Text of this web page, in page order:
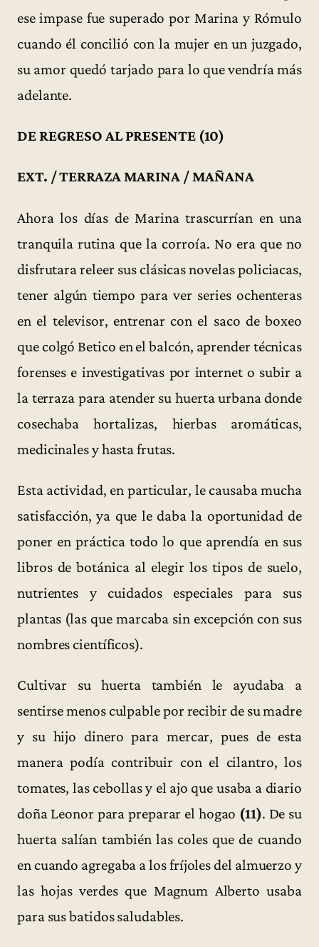
ese impase fue superado por Marina y Rómulo
cuando él concilió con la mujer en un juzgado,
su amor quedó tarjado para lo que vendría más
adelante.
DE REGRESO AL PRESENTE (10)
EXT. / TERRAZA MARINA / MAÑANA
Ahora los días de Marina trascurrían en una
tranquila rutina que la corroía. No era que no
disfrutara releer sus clásicas novelas policiacas,
tener algún tiempo para ver series ochenteras
en el televisor, entrenar con el saco de boxeo
que colgó Betico en el balcón, aprender técnicas
forenses e investigativas por internet o subir a
la terraza para atender su huerta urbana donde
cosechaba hortalizas, hierbas aromáticas,
medicinales y hasta frutas.
Esta actividad, en particular, le causaba mucha
satisfacción, ya que le daba la oportunidad de
poner en práctica todo lo que aprendía en sus
libros de botánica al elegir los tipos de suelo,
nutrientes y cuidados especiales para sus
plantas (las que marcaba sin excepción con sus
nombres científicos).
Cultivar su huerta también le ayudaba a
sentirse menos culpable por recibir de su madre
y su hijo dinero para mercar, pues de esta
manera podía contribuir con el cilantro, los
tomates, las cebollas y el ajo que usaba a diario
doña Leonor para preparar el hogao (11). De su
huerta salían también las coles que de cuando
en cuando agregaba a los fríjoles del almuerzo y
las hojas verdes que Magnum Alberto usaba
para sus batidos saludables.